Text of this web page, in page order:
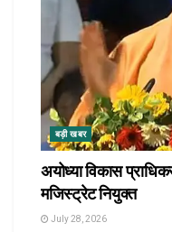
बड़ी खबर
अयोध्या विकास
मजिस्ट्रेट नियुक्त
July 28, 2026